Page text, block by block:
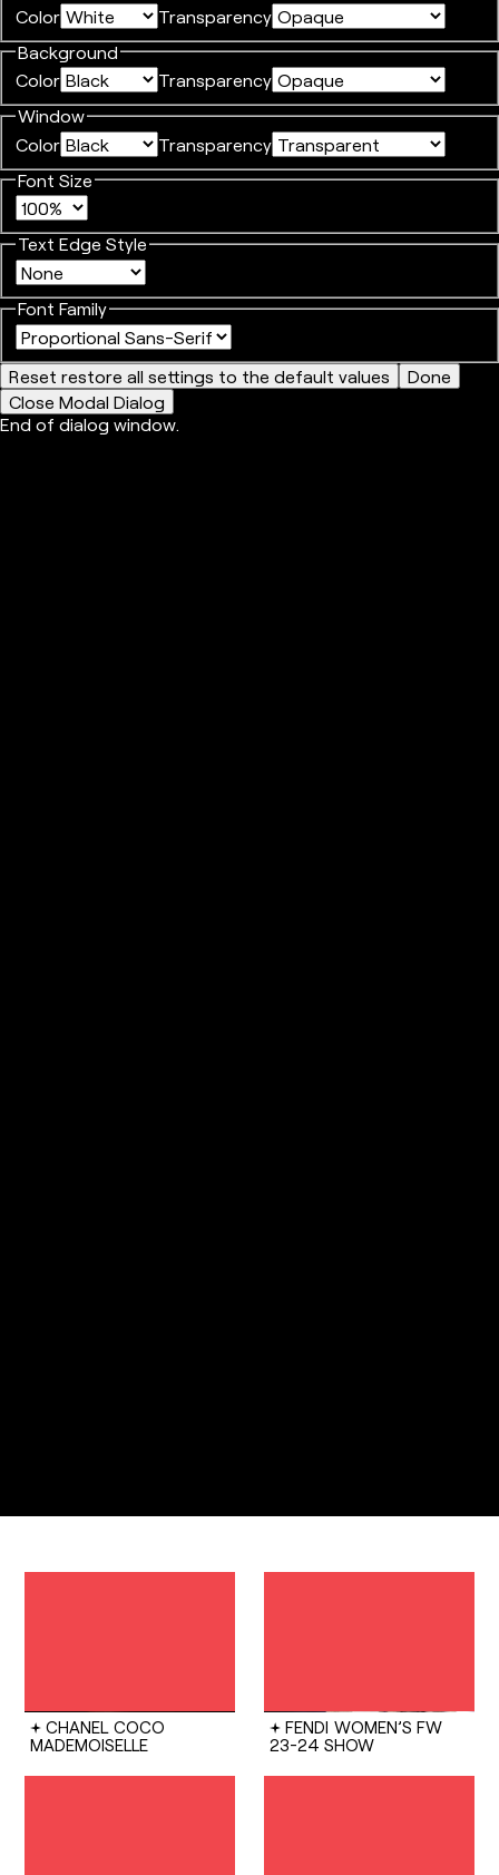
Color
Transparency
Background
Color
Transparency
Window
Color
Transparency
Font Size
Text Edge Style
Font Family
Reset restore all settings to the default values
Done
Close Modal Dialog
End of dialog window.
CHANEL COCO
MADEMOISELLE
FENDI WOMEN’S FW
23-24 SHOW